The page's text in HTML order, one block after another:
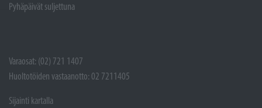
Pyhäpäivät suljettuna
Varaosat: (02) 721 1407
Huoltotöiden vastaanotto: 02 7211405
Sijainti kartalla